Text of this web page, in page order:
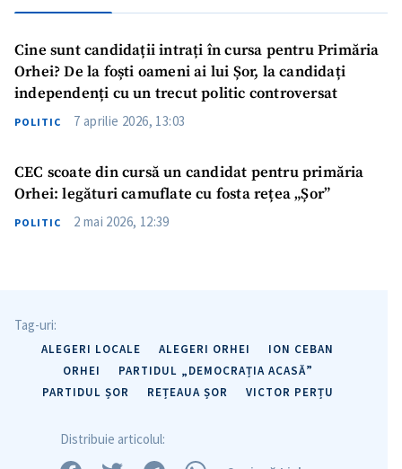
Cine sunt candidații intrați în cursa pentru Primăria
Orhei? De la foști oameni ai lui Șor, la candidați
independenți cu un trecut politic controversat
POLITIC 7 aprilie 2026, 13:03
CEC scoate din cursă un candidat pentru primăria
Orhei: legături camuflate cu fosta rețea „Șor”
POLITIC 2 mai 2026, 12:39
Tag-uri:
ALEGERI LOCALE ALEGERI ORHEI
ION CEBAN
ORHEI
PARTIDUL „DEMOCRAȚIA ACASĂ”
PARTIDUL ȘOR
REȚEAUA ȘOR VICTOR PERȚU
Distribuie articolul:
Fotografie
+ Încarcă imagine